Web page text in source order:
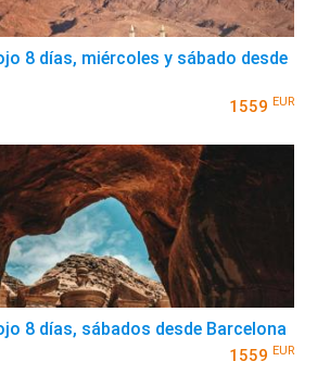
8 días, miércoles y sábado desde
1559 EUR
8 días, sábados desde Barcelona
1559 EUR